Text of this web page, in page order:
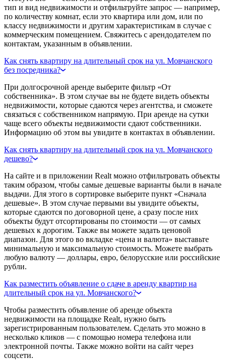
тип и вид недвижимости и отфильтруйте запрос — например,
по количеству комнат, если это квартира или дом, или по
классу недвижимости и другим характеристикам в случае с
коммерческим помещением. Свяжитесь с арендодателем по
контактам, указанным в объявлении.
Как снять квартиру на длительный срок на ул. Мовчанского
без посредника?
При долгосрочной аренде выберите фильтр «От
собственника». В этом случае вы не будете видеть объекты
недвижимости, которые сдаются через агентства, и сможете
связаться с собственником напрямую. При аренде на сутки
чаще всего объекты недвижимости сдают собственники.
Информацию об этом вы увидите в контактах в объявлении.
Как снять квартиру на длительный срок на ул. Мовчанского
дешево?
На сайте и в приложении Realt можно отфильтровать объекты
таким образом, чтобы самые дешевые варианты были в начале
выдачи. Для этого в сортировке выберите пункт «Сначала
дешевые». В этом случае первыми вы увидите объекты,
которые сдаются по договорной цене, а сразу после них
объекты будут отсортированы по стоимости — от самых
дешевых к дорогим. Также вы можете задать ценовой
диапазон. Для этого во вкладке «цена и валюта» выставьте
минимальную и максимальную стоимость. Можете выбрать
любую валюту — доллары, евро, белорусские или российские
рубли.
Как разместить объявление о сдаче в аренду квартир на
длительный срок на ул. Мовчанского?
Чтобы разместить объявление об аренде объекта
недвижимости на площадке Realt, нужно быть
зарегистрированным пользователем. Сделать это можно в
несколько кликов — с помощью номера телефона или
электронной почты. Также можно войти на сайт через
соцсети.